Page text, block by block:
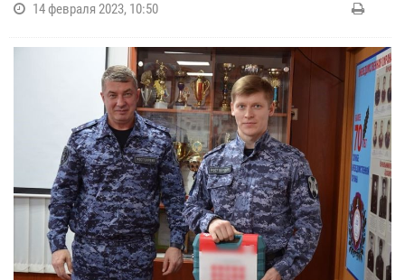
14 февраля 2023, 10:50